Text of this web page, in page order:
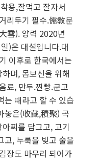
용,잘먹고 잘자서
리두기 필수.儒敎문
雪). 양력 2020년
)은 대설입니다.대
이후로 한국에서는
며, 몸보신을 위해
료, 만두.찐빵.군고
는 때라고 할 수 있습
놓은(收藏,積聚) 곡
찌를 담그고, 고기
고, 누룩을 빚고 술을
장도 마무리 되어가